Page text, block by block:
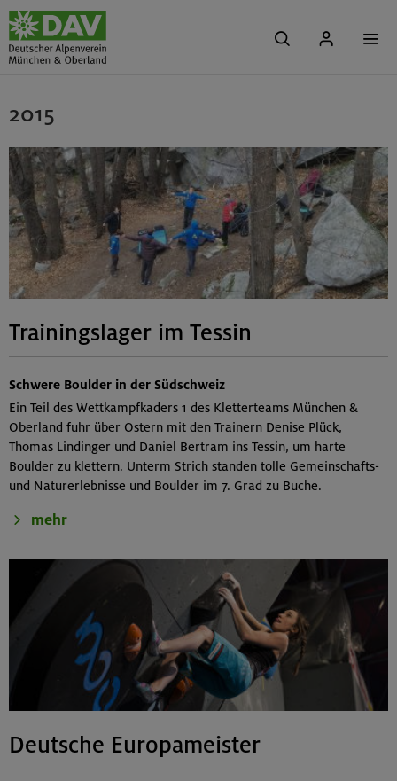
2015
Trainingslager im Tessin
Schwere Boulder in der Südschweiz
Ein Teil des Wettkampfkaders 1 des Kletterteams München &
Oberland fuhr über Ostern mit den Trainern Denise Plück,
Thomas Lindinger und Daniel Bertram ins Tessin, um harte
Boulder zu klettern. Unterm Strich standen tolle Gemeinschafts-
und Naturerlebnisse und Boulder im 7. Grad zu Buche.
mehr
Deutsche Europameister